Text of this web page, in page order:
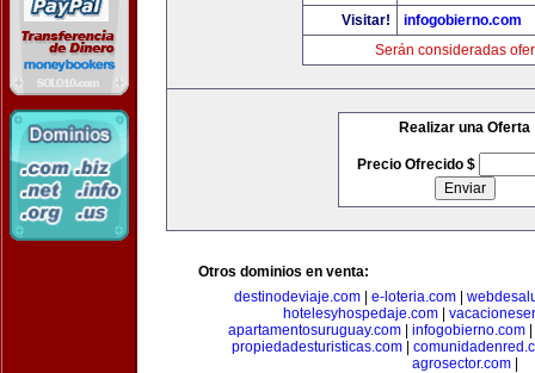
Visitar!
infogobierno.com
Serán consideradas
Realizar una Oferta
Precio Ofrecido $
Otros dominios en venta:
destinodeviaje.com
e-loteria.com
hotelesyhospedaje.com
apartamentosuruguay.com
infogobierno.com
propiedadesturisticas.com|
agrosector.com|